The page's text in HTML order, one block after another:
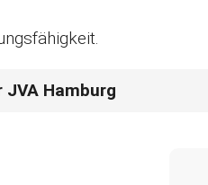
Hamburg